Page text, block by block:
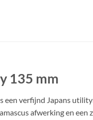
135 mm
een verfijnd Japans
afwerking en een